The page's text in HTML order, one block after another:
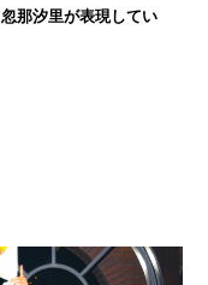
那汐里が表現してい